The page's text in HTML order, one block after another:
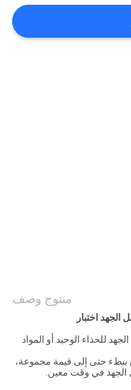
منتوج وصف
الجهد اختبار
للحذاء الوحيد أو المواد
ببطء حتى إلى قيمة مجموعة،
الجهد في وقت معين.